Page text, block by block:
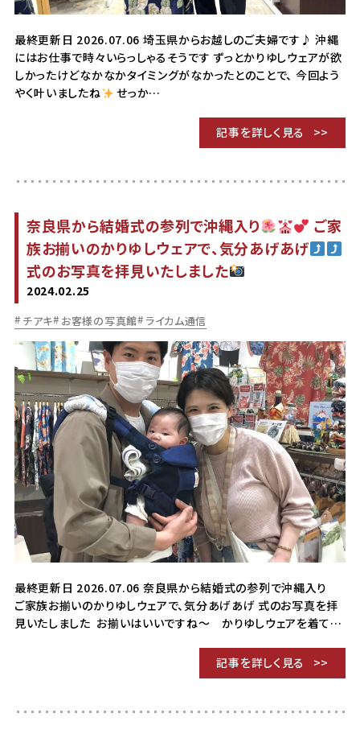
最終更新日 2026.07.06 埼玉県からお越しのご夫婦です♪ 沖縄
にはお仕事で時々いらっしゃるそうです ずっとかりゆしウェアが欲
しかったけどなかなかタイミングがなかったとのことで、 今回よう
やく叶いましたね
せっか…
記事を詳しく見る
奈良県から結婚式の参列で沖縄入り
ご家
族お揃いのかりゆしウェアで、気分あげあげ
式のお写真を拝見いたしました
2024.02.25
チアキ お客様の写真館 ライカム通信
最終更新日 2026.07.06 奈良県から結婚式の参列で沖縄入り
ご家族お揃いのかりゆしウェアで、気分あげあげ 式のお写真を拝
見いたしました お揃いはいいですね〜 かりゆしウェアを着て…
記事を詳しく見る